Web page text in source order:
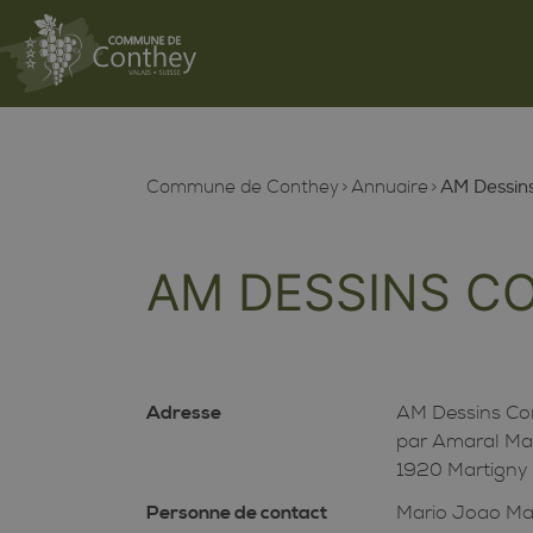
Commune de Conthey Annuaire AM
AM DESSINS
Adresse
AM Dessins
par Amaral
1920 Martigny
Personne de contact
Mario Joao